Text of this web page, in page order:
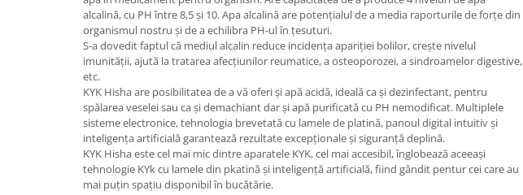
alcalină, cu PH între 8,5 și 10. Apa alcalină are potențialul de a media raporturile de forțe din
organismul nostru și de a echilibra PH-ul în țesuturi.
S-a dovedit faptul că mediul alcalin reduce incidența apariției bolilor, crește nivelul
imunității, ajută la tratarea afecțiunilor reumatice, a osteoporozei, a sindroamelor digestive,
etc.
KYK Hisha are posibilitatea de a vă oferi și apă acidă, ideală ca și dezinfectant, pentru
spălarea veselei sau ca și demachiant dar și apă purificată cu PH nemodificat. Multiplele
sisteme electronice, tehnologia brevetată cu lamele de platină, panoul digital intuitiv și
inteligența artificială garantează rezultate excepționale și siguranță deplină.
KYK Hisha este cel mai mic dintre aparatele KYK, cel mai accesibil, înglobează aceeași
tehnologie KYk cu lamele din pkatină și inteligență artificială, fiind gândit pentur cei care au
mai puțin spațiu disponibil în bucătărie.